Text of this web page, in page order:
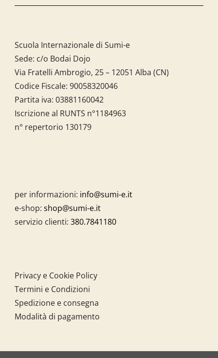
Scuola Internazionale di Sumi-e
Sede: c/o Bodai Dojo
Via Fratelli Ambrogio, 25 – 12051 Alba (CN)
Codice Fiscale: 90058320046
Partita iva: 03881160042
Iscrizione al RUNTS n°1184963
n° repertorio 130179
per informazioni: info@sumi-e.it
e-shop: shop@sumi-e.it
servizio clienti: 380.7841180
Privacy e Cookie Policy
Termini e Condizioni
Spedizione e consegna
Modalità di pagamento